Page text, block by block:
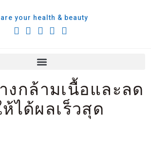
your health & beauty
งกล้ามเนื้อและลด
ได้ผลเร็วสุด